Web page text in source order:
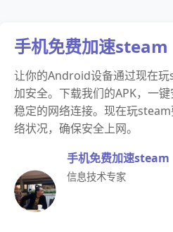
手机免费加速steam
让你的Android设备通过现在
加安全。下载我们的APK，一
稳定的网络连接。现在玩
络状况，确保安全上网。
手机免费加速steam
信息技术专家